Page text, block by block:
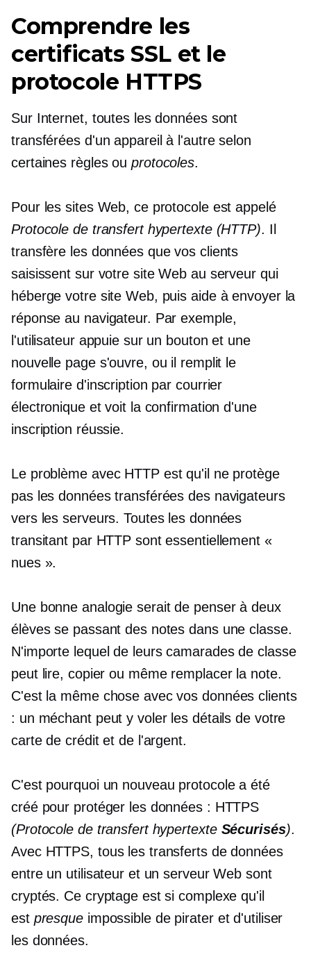
Comprendre les
certificats SSL et le
protocole HTTPS
Sur Internet, toutes les données sont
transférées d'un appareil à l'autre selon
certaines règles ou protocoles.
Pour les sites Web, ce protocole est appelé
Protocole de transfert hypertexte (HTTP). Il
transfère les données que vos clients
saisissent sur votre site Web au serveur qui
héberge votre site Web, puis aide à envoyer la
réponse au navigateur. Par exemple,
l'utilisateur appuie sur un bouton et une
nouvelle page s'ouvre, ou il remplit le
formulaire d'inscription par courrier
électronique et voit la confirmation d'une
inscription réussie.
Le problème avec HTTP est qu'il ne protège
pas les données transférées des navigateurs
vers les serveurs. Toutes les données
transitant par HTTP sont essentiellement «
nues ».
Une bonne analogie serait de penser à deux
élèves se passant des notes dans une classe.
N'importe lequel de leurs camarades de classe
peut lire, copier ou même remplacer la note.
C'est la même chose avec vos données clients
: un méchant peut y voler les détails de votre
carte de crédit et de l'argent.
C'est pourquoi un nouveau protocole a été
créé pour protéger les données : HTTPS
(Protocole de transfert hypertexte Sécurisés).
Avec HTTPS, tous les transferts de données
entre un utilisateur et un serveur Web sont
cryptés. Ce cryptage est si complexe qu'il
est presqueimpossible de pirater et d'utiliser
les données.